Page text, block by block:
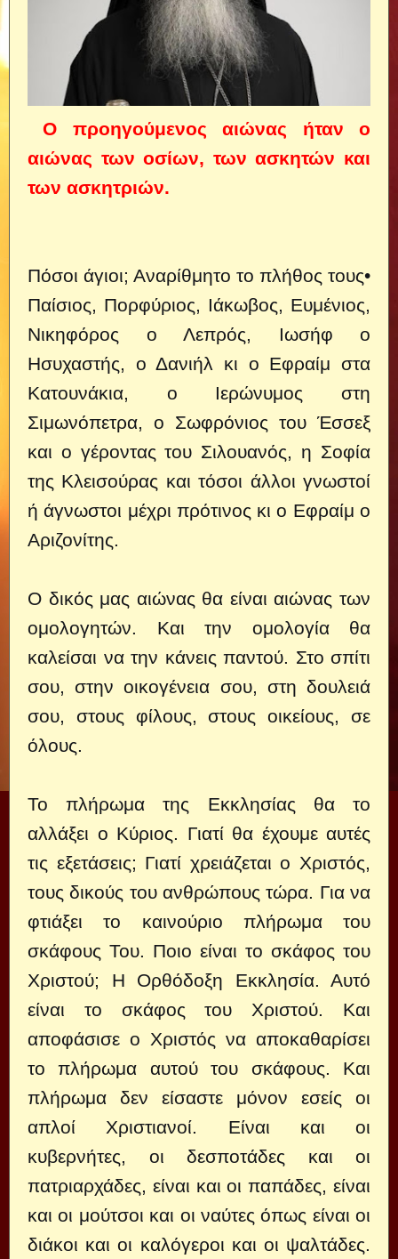
Ο προηγούμενος αιώνας ήταν ο
αιώνας των οσίων, των ασκητών και
των ασκητριών.
Πόσοι άγιοι; Αναρίθμητο το πλήθος τους•
Παίσιος, Πορφύριος, Ιάκωβος, Ευμένιος,
Νικηφόρος ο Λεπρός, Ιωσήφ ο
Ησυχαστής, ο Δανιήλ κι ο Εφραίμ στα
Κατουνάκια, ο Ιερώνυμος στη
Σιμωνόπετρα, ο Σωφρόνιος του Έσσεξ
και ο γέροντας του Σιλουανός, η Σοφία
της Κλεισούρας και τόσοι άλλοι γνωστοί
ή άγνωστοι μέχρι πρότινος κι ο Εφραίμ ο
Αριζονίτης.
Ο δικός μας αιώνας θα είναι αιώνας των
ομολογητών. Και την ομολογία θα
καλείσαι να την κάνεις παντού. Στο σπίτι
σου, στην οικογένεια σου, στη δουλειά
σου, στους φίλους, στους οικείους, σε
όλους.
Το πλήρωμα της Εκκλησίας θα το
αλλάξει ο Κύριος. Γιατί θα έχουμε αυτές
τις εξετάσεις; Γιατί χρειάζεται ο Χριστός,
τους δικούς του ανθρώπους τώρα. Για να
φτιάξει το καινούριο πλήρωμα του
σκάφους Του. Ποιο είναι το σκάφος του
Χριστού; Η Ορθόδοξη Εκκλησία. Αυτό
είναι το σκάφος του Χριστού. Και
αποφάσισε ο Χριστός να αποκαθαρίσει
το πλήρωμα αυτού του σκάφους. Και
πλήρωμα δεν είσαστε μόνον εσείς οι
απλοί Χριστιανοί. Είναι και οι
κυβερνήτες, οι δεσποτάδες και οι
πατριαρχάδες, είναι και οι παπάδες, είναι
και οι μούτσοι και οι ναύτες όπως είναι οι
διάκοι και οι καλόγεροι και οι ψαλτάδες.